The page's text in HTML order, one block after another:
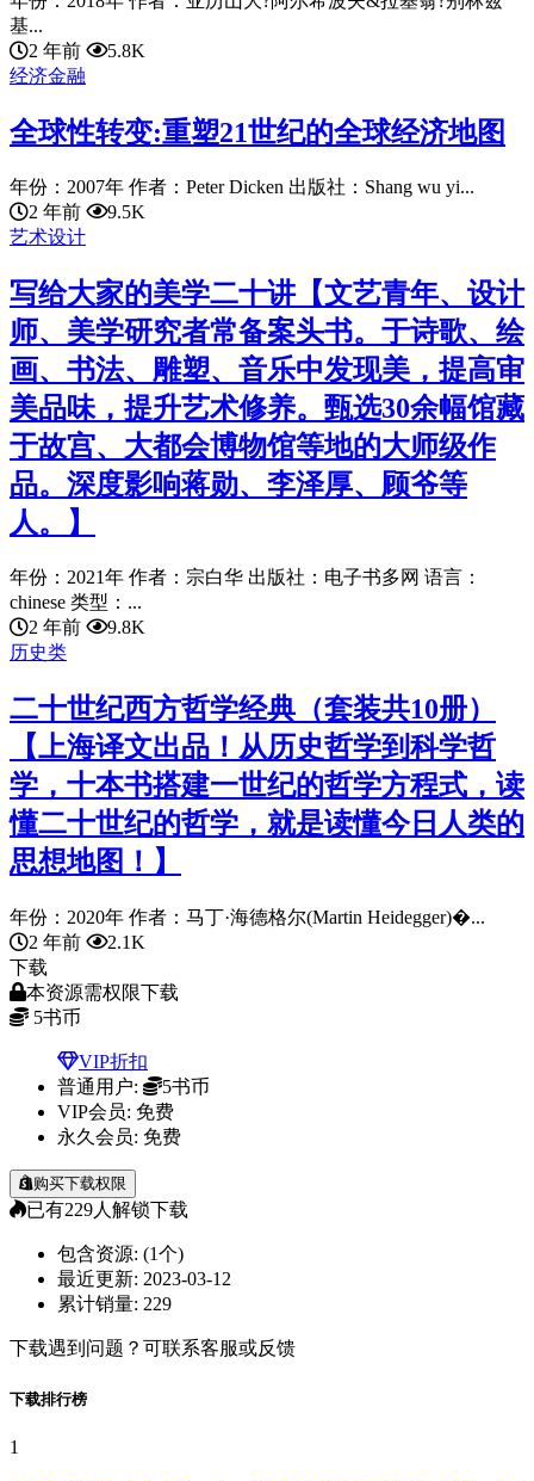
基...
2 年前
5.8K
经济金融
全球性转变:重塑21世纪的全球经济地图
年份：2007年 作者：Peter Dicken 出版社：Shang wu yi...
2 年前
9.5K
艺术设计
写给大家的美学二十讲【文艺青年、设计
师、美学研究者常备案头书。于诗歌、绘
画、书法、雕塑、音乐中发现美，提高审
美品味，提升艺术修养。甄选30余幅馆藏
于故宫、大都会博物馆等地的大师级作
品。深度影响蒋勋、李泽厚、顾爷等
人。】
年份：2021年 作者：宗白华 出版社：电子书多网 语言：
chinese 类型：...
2 年前
9.8K
历史类
二十世纪西方哲学经典（套装共10册）
【上海译文出品！从历史哲学到科学哲
学，十本书搭建一世纪的哲学方程式，读
懂二十世纪的哲学，就是读懂今日人类的
思想地图！】
年份：2020年 作者：马丁·海德格尔(Martin Heidegger)�...
2 年前
2.1K
下载
本资源需权限下载
5书币
VIP折扣
普通用户:
5书币
VIP会员: 免费
永久会员: 免费
购买下载权限
已有229人解锁下载
包含资源: (1个)
最近更新: 2023-03-12
累计销量: 229
下载遇到问题？可联系客服或反馈
下载排行榜
1